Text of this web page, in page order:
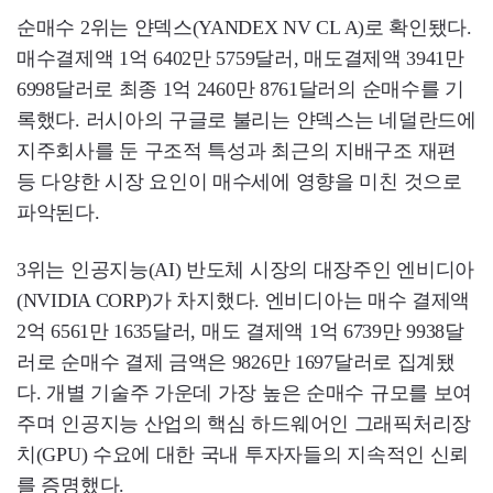
순매수 2위는 얀덱스(YANDEX NV CL A)로 확인됐다.
매수결제액 1억 6402만 5759달러, 매도결제액 3941만
6998달러로 최종 1억 2460만 8761달러의 순매수를 기
록했다. 러시아의 구글로 불리는 얀덱스는 네덜란드에
지주회사를 둔 구조적 특성과 최근의 지배구조 재편
등 다양한 시장 요인이 매수세에 영향을 미친 것으로
파악된다.
3위는 인공지능(AI) 반도체 시장의 대장주인 엔비디아
(NVIDIA CORP)가 차지했다. 엔비디아는 매수 결제액
2억 6561만 1635달러, 매도 결제액 1억 6739만 9938달
러로 순매수 결제 금액은 9826만 1697달러로 집계됐
다. 개별 기술주 가운데 가장 높은 순매수 규모를 보여
주며 인공지능 산업의 핵심 하드웨어인 그래픽처리장
치(GPU) 수요에 대한 국내 투자자들의 지속적인 신뢰
를 증명했다.